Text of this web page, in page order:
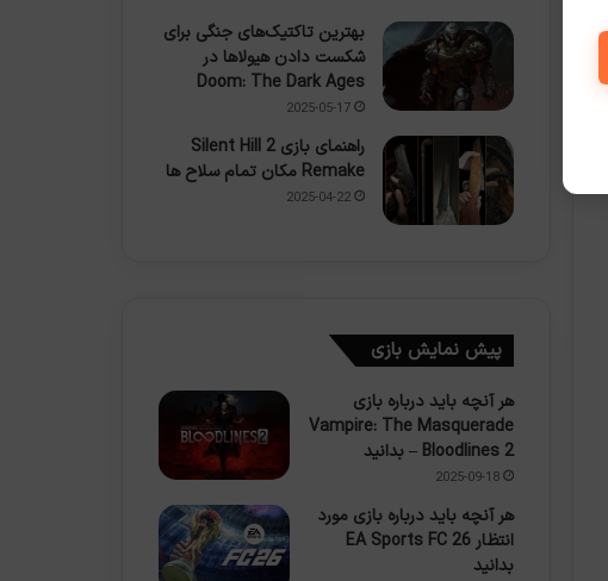
بهترین تاکتیک‌های جنگی برای
شکست دادن هیولاها در
Doom: The Dark Ages
2025-05-17
راهنمای بازی Silent Hill 2
Remake مکان تمام سلاح ها
2025-04-22
پیش نمایش بازی
هر آنچه باید درباره بازی
Vampire: The Masquerade
– Bloodlines 2 بدانید
2025-09-18
هر آنچه باید درباره بازی مورد
انتظار EA Sports FC 26
بدانید